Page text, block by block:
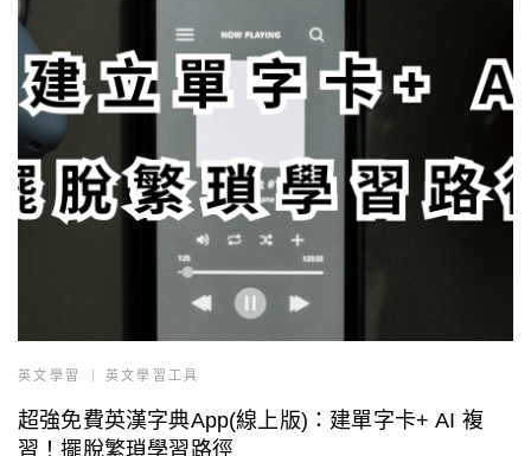
英文學習 英文學習工具
超強免費英漢字典App(線上版)：建單字卡+ AI 複
習！擺脫繁瑣學習路徑